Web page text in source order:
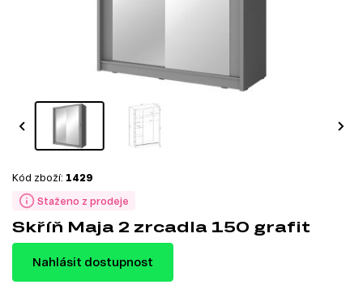
Staženo z prodeje
Kód zboží: 1429
Skříň Maja 2 zrcadla 150 grafit
Nahlásit dostupnost